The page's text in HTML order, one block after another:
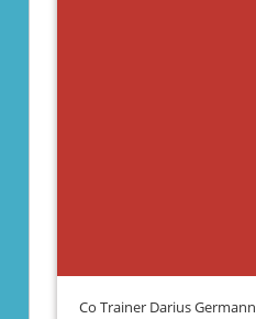
Co Trainer Darius Germann